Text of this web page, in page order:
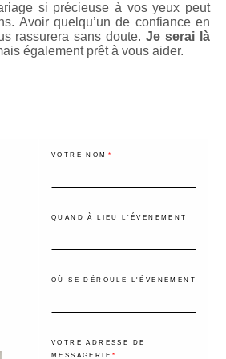
si précieuse à vos yeux peut
Avoir quelqu’un de confiance en
rassurera sans doute. Je serai là
également prêt à vous aider.
VOTRE NOM
QUAND À LIEU L'ÉVENEMENT
OÙ SE DÉROULE L'ÉVENEMENT
VOTRE ADRESSE DE
MESSAGERIE